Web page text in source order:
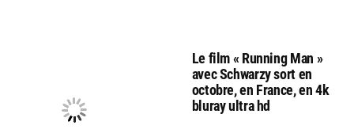
Le film « Running Man »
avec Schwarzy sort en
octobre, en France, en 4k
bluray ultra hd